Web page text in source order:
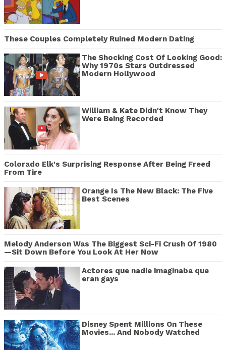
These Couples Completely Ruined Modern Dating
The Shocking Cost Of Looking Good:
Why 1970s Stars Outdressed
Modern Hollywood
William & Kate Didn't Know They
Were Being Recorded
Colorado Elk's Surprising Response After Being Freed
From Tire
Orange Is The New Black: The Five
Best Scenes
Melody Anderson Was The Biggest Sci-Fi Crush Of 1980
—Sit Down Before You Look At Her Now
Actores que nadie imaginaba que
eran gays
Disney Spent Millions On These
Movies... And Nobody Watched